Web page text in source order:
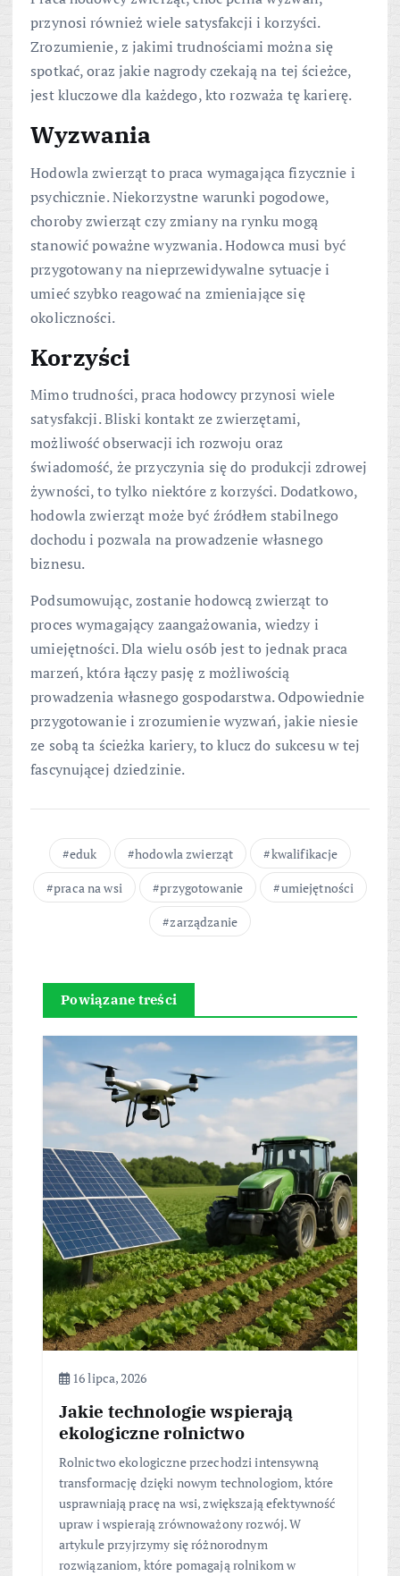
przynosi również wiele satysfakcji i korzyści.
Zrozumienie, z jakimi trudnościami można się
spotkać, oraz jakie nagrody czekają na tej ścieżce,
jest kluczowe dla każdego, kto rozważa tę karierę.
Wyzwania
Hodowla zwierząt to praca wymagająca fizycznie i
psychicznie. Niekorzystne warunki pogodowe,
choroby zwierząt czy zmiany na rynku mogą
stanowić poważne wyzwania. Hodowca musi być
przygotowany na nieprzewidywalne sytuacje i
umieć szybko reagować na zmieniające się
okoliczności.
Korzyści
Mimo trudności, praca hodowcy przynosi wiele
satysfakcji. Bliski kontakt ze zwierzętami,
możliwość obserwacji ich rozwoju oraz
świadomość, że przyczynia się do produkcji zdrowej
żywności, to tylko niektóre z korzyści. Dodatkowo,
hodowla zwierząt może być źródłem stabilnego
dochodu i pozwala na prowadzenie własnego
biznesu.
Podsumowując, zostanie hodowcą zwierząt to
proces wymagający zaangażowania, wiedzy i
umiejętności. Dla wielu osób jest to jednak praca
marzeń, która łączy pasję z możliwością
prowadzenia własnego gospodarstwa. Odpowiednie
przygotowanie i zrozumienie wyzwań, jakie niesie
ze sobą ta ścieżka kariery, to klucz do sukcesu w tej
fascynującej dziedzinie.
eduk hodowla zwierząt
kwalifikacje
praca na wsi
przygotowanie
umiejętności
zarządzanie
Powiązane treści
16 lipca, 2026
Jakie technologie wspierają
ekologiczne rolnictwo
Rolnictwo ekologiczne przechodzi intensywną
transformację dzięki nowym technologiom, które
usprawniają pracę na wsi, zwiększają efektywność
upraw i wspierają zrównoważony rozwój. W
artykule przyjrzymy się różnorodnym
rozwiązaniom, które pomagają rolnikom w